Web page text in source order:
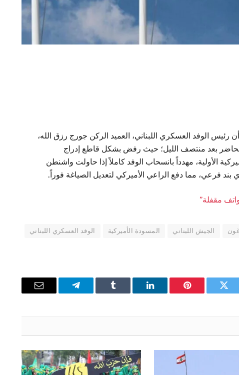
الوفد العسكري اللبناني، العميد الركن جورج رزق الله،
بعد منتصف الليل؛ حيث رفض بشكل قاطع إدراج
الأولية، مهدداً بانسحاب الوفد كاملاً إذا حاولت واشنطن
فرعي، مما دفع الراعي الأميركي لتعديل الصياغة فوراً.
مقفلة”
الجيش اللبناني المسودة الأميركية الوفد العسكري اللبناني
تويتر بينتيريستلينكدإن Tumblr تيلقرام
البريد